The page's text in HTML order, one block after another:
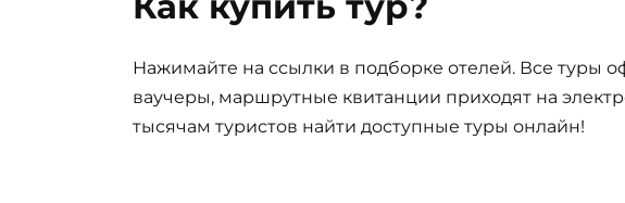
Нажимайте на ссылки в подборке отелей. Все туры
ваучеры, маршрутные квитанции приходят на
тысячам туристов найти доступные туры онлайн!